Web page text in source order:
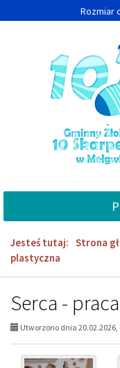
do
do
Rozmiar
Jesteś tutaj: Strona
plastyczna
Serca -
Utworzono dnia 20.02.2026,